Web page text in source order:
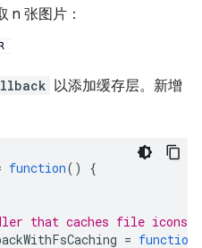
n 张图片：
以添加缓存层。新增
function()
{
that caches file icons
= function